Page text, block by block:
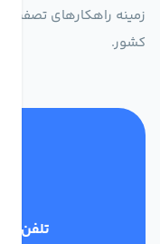
زمینه راهکارهای تصفیه
کشور.
تلفن